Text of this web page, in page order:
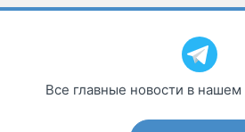
Все главные новости в нашем